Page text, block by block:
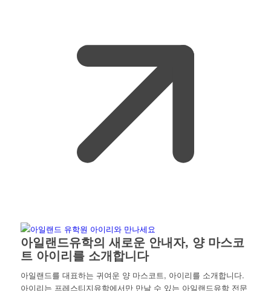
아일랜드유학의 새로운 안내자, 양 마스코
트 아이리를 소개합니다
아일랜드를 대표하는 귀여운 양 마스코트, 아이리를 소개합니다.
아이리는 프레스티지유학에서만 만날 수 있는 아일랜드유학 전문